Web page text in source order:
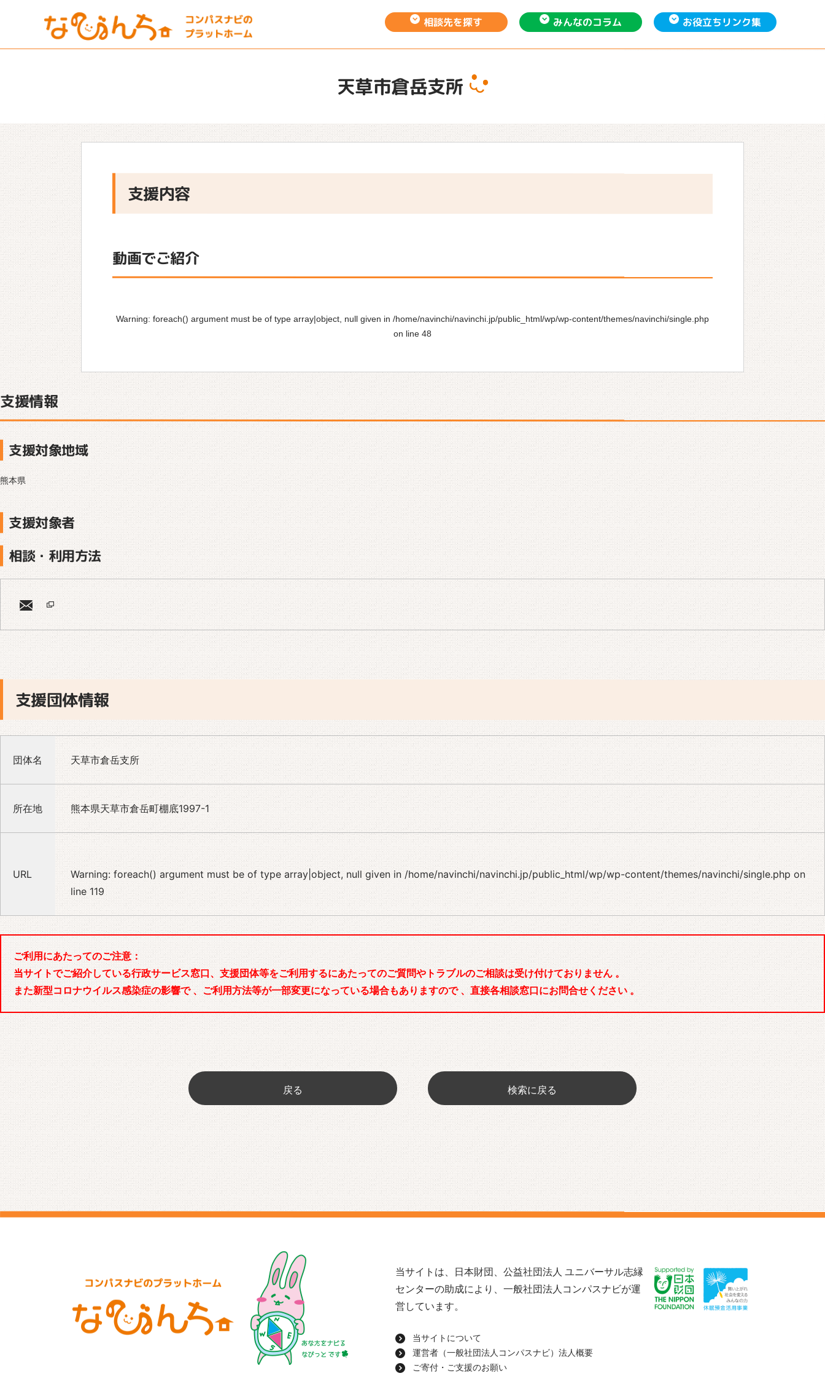
相談先を探す みんなのコラム お役立ちリンク集
天草市倉岳支所
支援内容
動画でご紹介
Warning: foreach() argument must be of type array|object, null given in /home/navinchi/navinchi.jp/public_html/wp/wp-content/themes/navinchi/single.php
on line 48
支援情報
支援対象地域
熊本県
支援対象者
相談・利用方法
支援団体情報
団体名 天草市倉岳支所
所在地 熊本県天草市倉岳町棚底1997-1
URL Warning: foreach() argument must be of type array|object, null given in/home/navinchi/navinchi.jp/public_html/wp/wp-content/themes/navinchi/single.php on
line119
ご利用にあたってのご注意：
当サイトでご紹介している行政サービス窓口、支援団体等をご利用するにあたってのご質問やトラブルのご相談は受け付けておりません 。
また新型コロナウイルス感染症の影響で 、ご利用方法等が一部変更になっている場合もありますので 、直接各相談窓口にお問合せください 。
戻る 検索に戻る
当サイトは、日本財団、公益社団法人 ユニバーサル志縁
センターの助成により、一般社団法人コンパスナビが運
営しています。
当サイトについて
運営者（一般社団法人コンパスナビ）法人概要
ご寄付・ご支援のお願い